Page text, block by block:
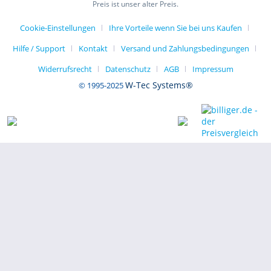
Preis ist unser alter Preis.
Cookie-Einstellungen
Ihre Vorteile wenn Sie bei uns Kaufen
Hilfe / Support
Kontakt
Versand und Zahlungsbedingungen
Widerrufsrecht
Datenschutz AGB
Impressum
© 1995-2025W-Tec Systems®